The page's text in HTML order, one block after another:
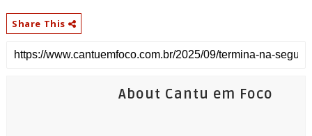
Share This
About Cantu em Foco